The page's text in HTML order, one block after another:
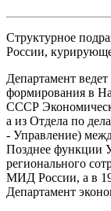
Структурное
России,
Департамент
формирования в
СССР
а из Отдела по
- Управление)
Позднее функции
регионального
МИД России, а в
Департамент